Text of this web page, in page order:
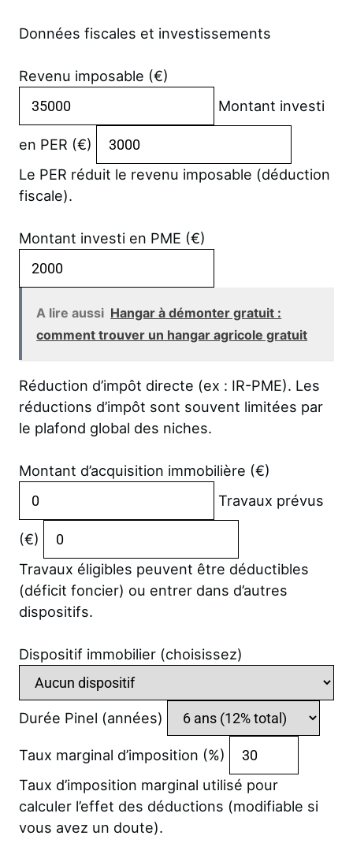
Données fiscales et investissements
Revenu imposable (€)
Montant investi
en PER (€)
Le PER réduit le revenu imposable (déduction
fiscale).
Montant investi en PME (€)
A lire aussi Hangar à démonter gratuit :
comment trouver un hangar agricole gratuit
Réduction d’impôt directe (ex : IR-PME). Les
réductions d’impôt sont souvent limitées par
le plafond global des niches.
Montant d’acquisition immobilière (€)
Travaux prévus
(€)
Travaux éligibles peuvent être déductibles
(déficit foncier) ou entrer dans d’autres
dispositifs.
Dispositif immobilier (choisissez)
Durée Pinel (années)
Taux marginal d’imposition (%)
Taux d’imposition marginal utilisé pour
calculer l’effet des déductions (modifiable si
vous avez un doute).